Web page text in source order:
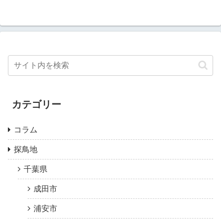
カテゴリー
コラム
探鳥地
千葉県
成田市
浦安市